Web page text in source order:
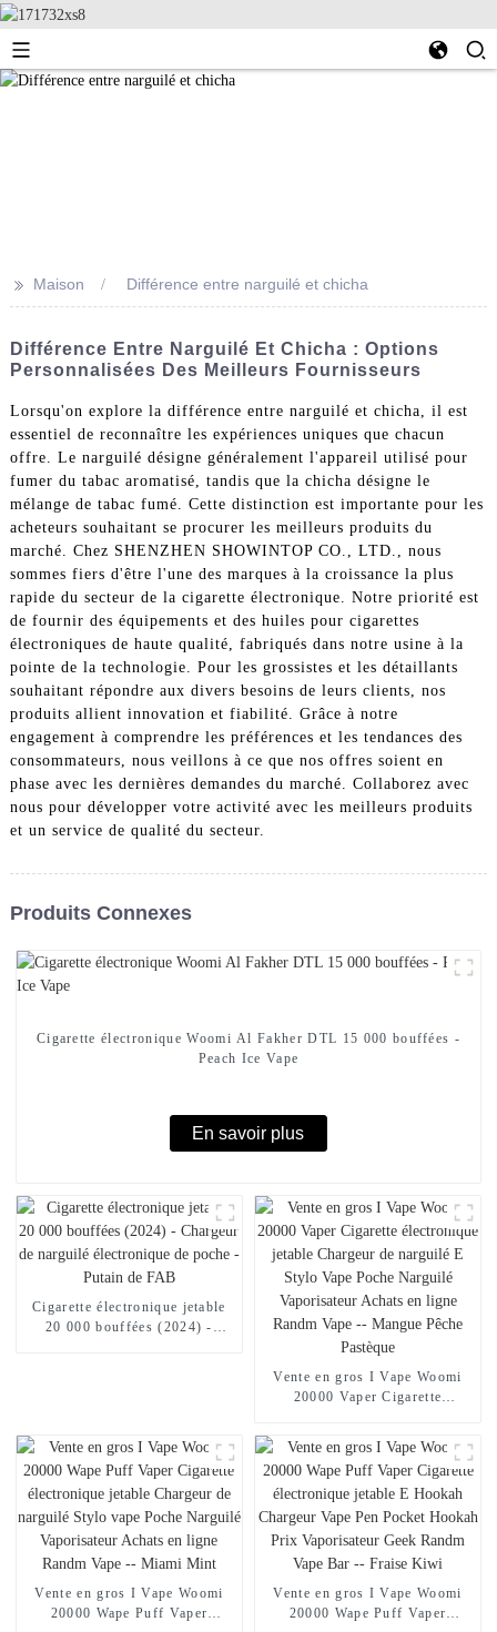
>> Maison Différence entre narguilé et chicha
Différence Entre Narguilé Et Chicha : Options
Personnalisées Des Meilleurs Fournisseurs
Lorsqu'on explore la différence entre narguilé et chicha, il est
essentiel de reconnaître les expériences uniques que chacun
offre. Le narguilé désigne généralement l'appareil utilisé pour
fumer du tabac aromatisé, tandis que la chicha désigne le
mélange de tabac fumé. Cette distinction est importante pour les
acheteurs souhaitant se procurer les meilleurs produits du
marché. Chez SHENZHEN SHOWINTOP CO., LTD., nous
sommes fiers d'être l'une des marques à la croissance la plus
rapide du secteur de la cigarette électronique. Notre priorité est
de fournir des équipements et des huiles pour cigarettes
électroniques de haute qualité, fabriqués dans notre usine à la
pointe de la technologie. Pour les grossistes et les détaillants
souhaitant répondre aux divers besoins de leurs clients, nos
produits allient innovation et fiabilité. Grâce à notre
engagement à comprendre les préférences et les tendances des
consommateurs, nous veillons à ce que nos offres soient en
phase avec les dernières demandes du marché. Collaborez avec
nous pour développer votre activité avec les meilleurs produits
et un service de qualité du secteur.
Produits Connexes
Cigarette électronique Woomi Al Fakher DTL 15 000 bouffées -
Peach Ice Vape
En savoir plus
Cigarette électronique jetable
20 000 bouffées (2024) -
Vente en gros I Vape Woomi
20000 Vaper Cigarette
de narguilé E Stylo Vape Poche
Narguilé Vaporisateur Achats
en ligne Randm Vape --
Mangue Pêche Pastèque
Vente en gros I Vape Woomi
20000 Wape Puff Vaper
Vente en gros I Vape Woomi
20000 Wape Puff Vaper